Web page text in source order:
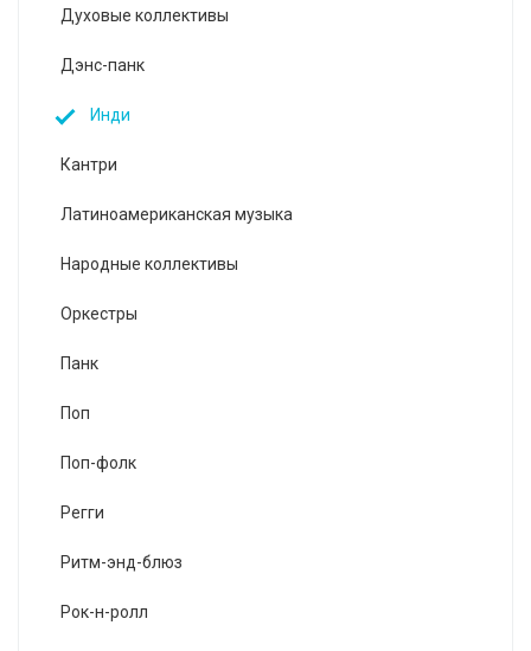
Духовые коллективы
Дэнс-панк
Инди
Кантри
Латиноамериканская музыка
Народные коллективы
Оркестры
Панк
Поп
Поп-фолк
Регги
Ритм-энд-блюз
Рок-н-ролл